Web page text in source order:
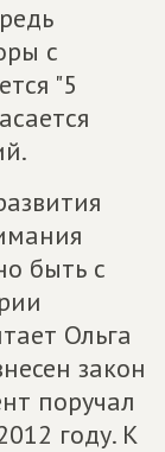
с
"5
быть с
Ольга
закон
поручал
году. К